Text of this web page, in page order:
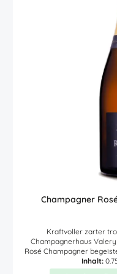
Champagner
Kraftvoller zarter
Champagnerhaus
Rosé Champagner
Seine frische Frucht,
Inhalt: